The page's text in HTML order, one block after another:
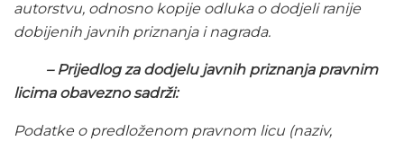
autorstvu, odnosno kopije odluka o dodjeli ranije
dobijenih javnih priznanja i nagrada.
– Prijedlog za dodjelu javnih priznanja pravnim
licima obavezno sadrži:
Podatke o predloženom pravnom licu (naziv,